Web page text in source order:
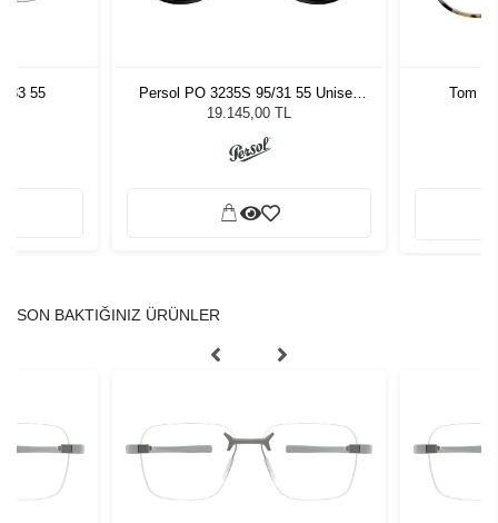
55
Persol PO 3235S 95/31 55 Unisex
Güneş Gözlüğü
19.145,00 TL
Tom
SON BAKTIĞINIZ ÜRÜNLER